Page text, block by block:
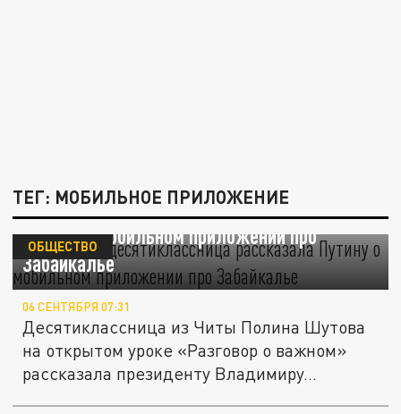
ТЕГ: МОБИЛЬНОЕ ПРИЛОЖЕНИЕ
Читинская деcятиклассница рассказала
Путину о мобильном приложении про
Забайкалье
ОБЩЕСТВО
06 СЕНТЯБРЯ 07:31
Десятиклассница из Читы Полина Шутова
на открытом уроке «Разговор о важном»
рассказала президенту Владимиру...